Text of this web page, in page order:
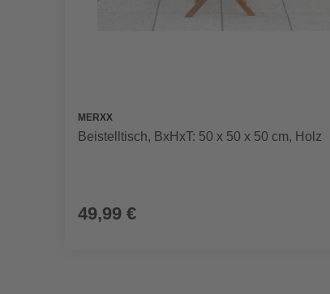
MERXX
Beistelltisch, BxHxT: 50 x 50 x 50 cm, Holz
49,99 €